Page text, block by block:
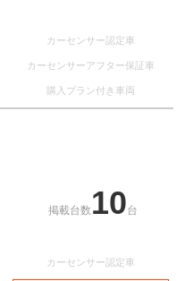
カーセンサー認定車
カーセンサーアフター保証車
購入プラン付き車両
掲載台数 10台
カーセンサー認定車